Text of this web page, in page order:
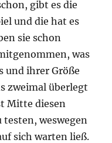
gibt es die
und die hat es
sie schon
was
und ihrer Größe
zweimal überlegt
Mitte diesen
testen, weswegen
sich warten ließ.